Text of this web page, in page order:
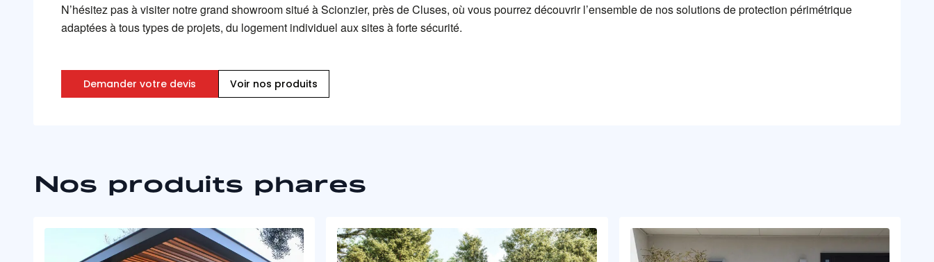
N’hésitez pas à visiter notre grand showroom situé à Scionzier, près de Cluses, où vous pourrez découvrir l’ensemble de nos solutions de protection périmétrique
adaptées à tous types de projets, du logement individuel aux sites à forte sécurité.
Demander votre devis Voir nos produits
Nos produits phares